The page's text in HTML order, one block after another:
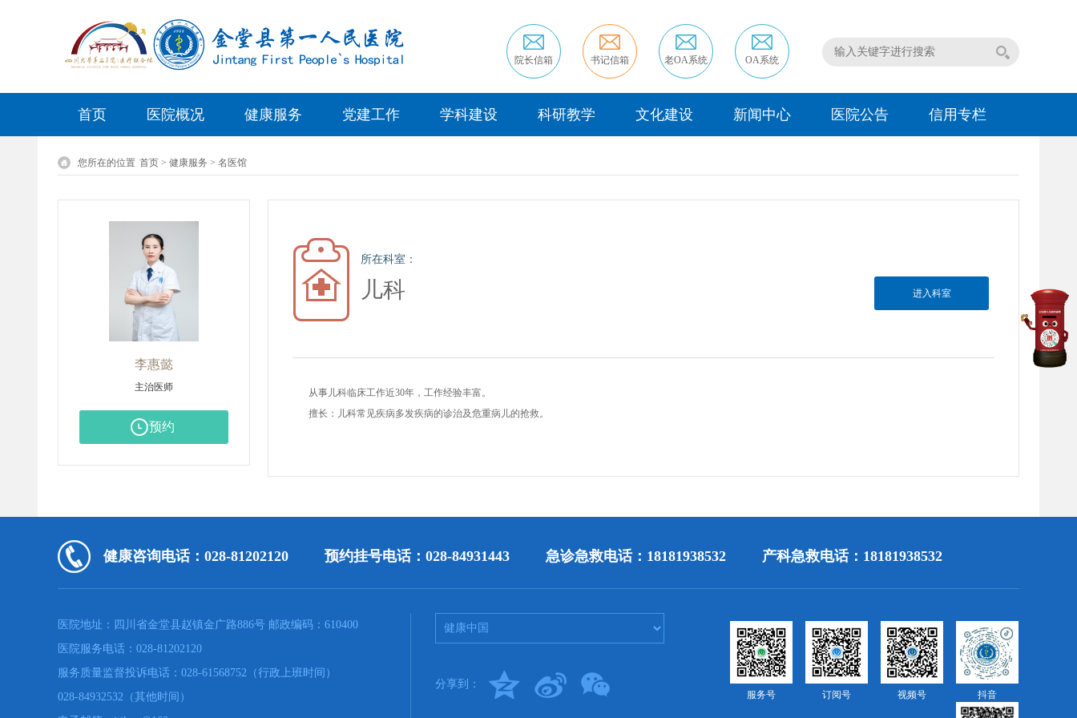
院长信箱 书记信箱 老OA系统 OA系统
首页 医院概况 健康服务 党建工作 学科建设 科研教学 文化建设 新闻中心 医院公告 信用专栏
您所在的位置 首页 > 健康服务 > 名医馆
李惠懿
主治医师
预约
所在科室：
儿科 进入科室
从事儿科临床工作近30年，工作经验丰富。
擅长：儿科常见疾病多发疾病的诊治及危重病儿的抢救。
健康咨询电话：028-81202120 预约挂号电话：028-84931443 急诊急救电话：18181938532 产科急救电话：18181938532
医院地址：四川省金堂县赵镇金广路886号 邮政编码：610400
医院服务电话：028-81202120
服务质量监督投诉电话：028-61568752（行政上班时间）
028-84932532（其他时间）
分享到：
服务号 订阅号 视频号 抖音